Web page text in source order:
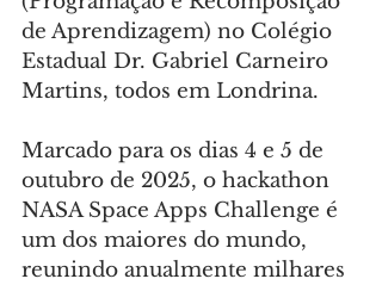
de Aprendizagem) no Colégio
Estadual Dr. Gabriel Carneiro
Martins, todos em Londrina.
Marcado para os dias 4 e 5 de
outubro de 2025, o hackathon
NASA Space Apps Challenge é
um dos maiores do mundo,
reunindo anualmente milhares